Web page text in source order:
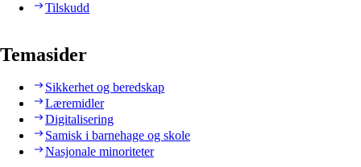
Tilskudd
Temasider
Sikkerhet og beredskap
Læremidler
Digitalisering
Samisk i barnehage og skole
Nasjonale minoriteter